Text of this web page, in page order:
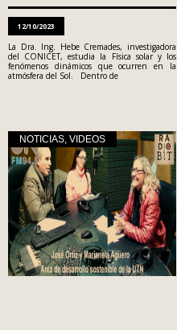
12/10/2023
La Dra. Ing. Hebe Cremades, investigadora
del CONICET, estudia la Física solar y los
fenómenos dinámicos que ocurren en la
atmósfera del Sol. Dentro de
NOTICIAS VIDEOS